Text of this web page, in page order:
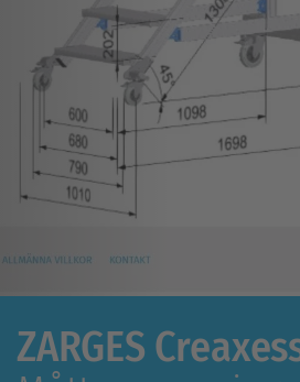
ZARGES